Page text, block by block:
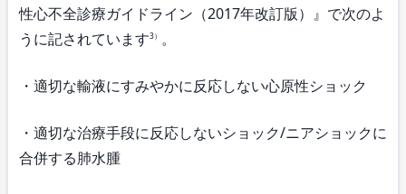
性心不全診療ガイドライン（2017年改訂版）』で次のよ
うに記されています3） 。
・適切な輸液にすみやかに反応しない心原性ショック
・適切な治療手段に反応しないショック/ニアショックに
合併する肺水腫